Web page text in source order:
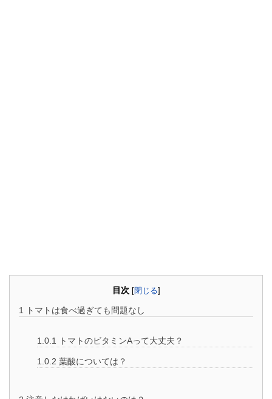
目次 [閉じる]
1 トマトは食べ過ぎても問題なし
1.0.1 トマトのビタミンAって大丈夫？
1.0.2 葉酸については？